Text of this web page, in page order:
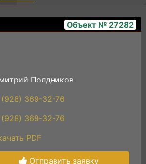
Объект № 27282
Полдников
369-32-76
369-32-76
PDF
Отправить заявку